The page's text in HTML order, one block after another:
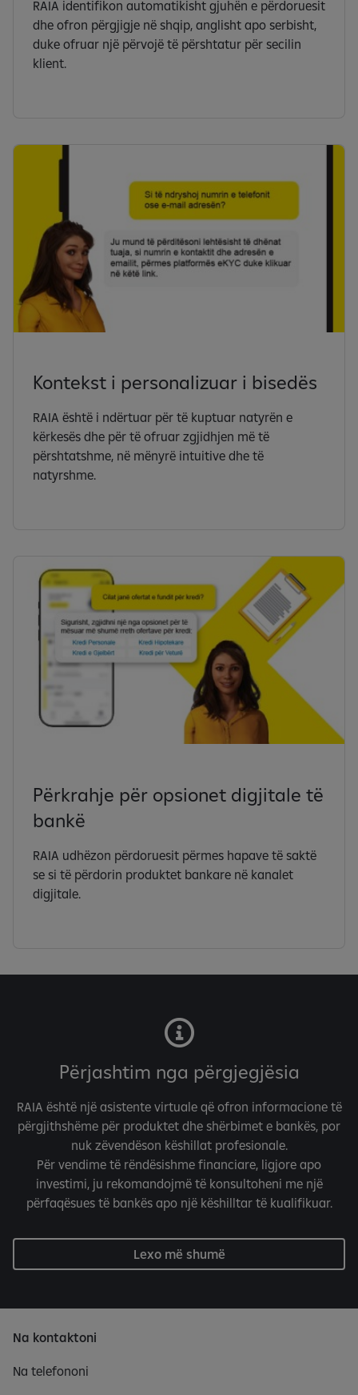
RAIA identifikon automatikisht gjuhën e përdoruesit
dhe ofron përgjigje në shqip, anglisht apo serbisht,
duke ofruar një përvojë të përshtatur për secilin
klient.
Kontekst i personalizuar i bisedës
RAIA është i ndërtuar për të kuptuar natyrën e
kërkesës dhe për të ofruar zgjidhjen më të
përshtatshme, në mënyrë intuitive dhe të
natyrshme.
Përkrahje për opsionet digjitale të
bankë
RAIA udhëzon përdoruesit përmes hapave të saktë
se si të përdorin produktet bankare në kanalet
digjitale.
Përjashtim nga përgjegjësia
RAIA është një asistente virtuale që ofron informacione të
përgjithshëme për produktet dhe shërbimet e bankës, por
nuk zëvendëson këshillat profesionale.
Për vendime të rëndësishme financiare, ligjore apo
investimi, ju rekomandojmë të konsultoheni me një
përfaqësues të bankës apo një këshilltar të kualifikuar.
Lexo më shumë
Na kontaktoni
Na telefononi